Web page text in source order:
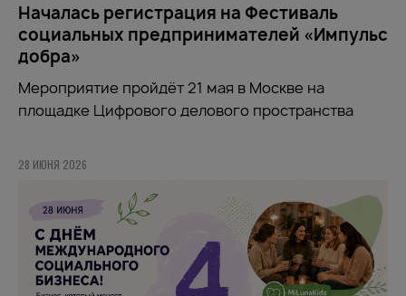
Началась регистрация на Фестиваль
социальных предпринимателей «Импульс
добра»
Мероприятие пройдёт 21 мая в Москве на
площадке Цифрового делового пространства
28 ИЮНЯ 2026